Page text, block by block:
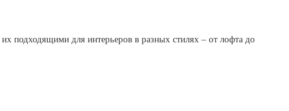
подходящими для интерьеров в разных стилях – от лофта до